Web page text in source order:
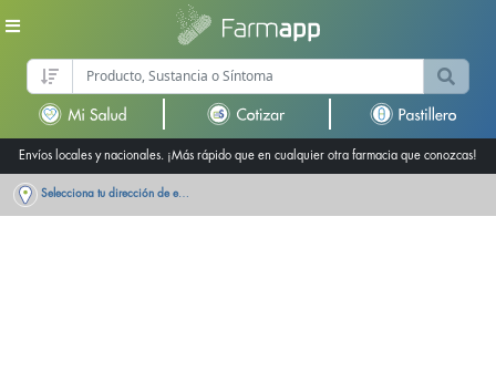
Envíos locales y nacionales. ¡Más rápido que en cualquier otra farmacia que conozcas!
Selecciona tu dirección de entrega